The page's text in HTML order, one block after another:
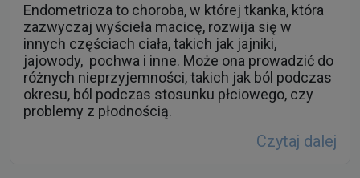
Endometrioza to choroba, w której tkanka, która
zazwyczaj wyścieła macicę, rozwija się w
innych częściach ciała, takich jak jajniki,
jajowody, pochwa i inne. Może ona prowadzić do
różnych nieprzyjemności, takich jak ból podczas
okresu, ból podczas stosunku płciowego, czy
problemy z płodnością.
Czytaj dalej